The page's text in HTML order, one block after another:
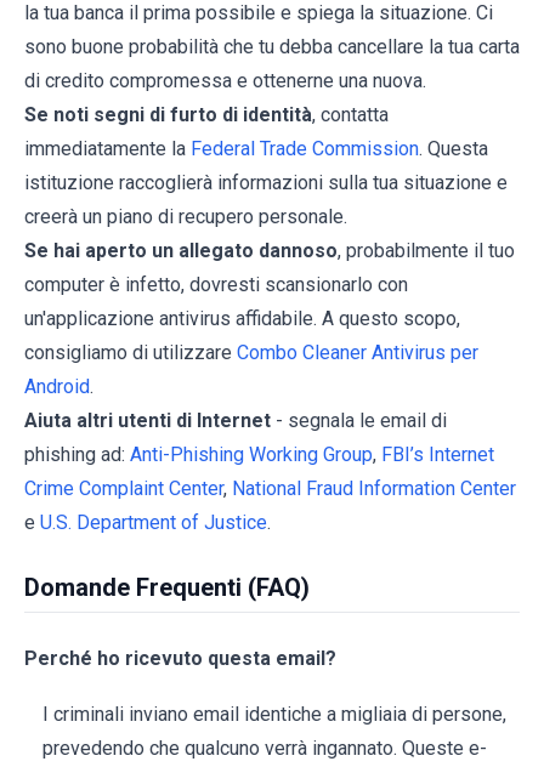
la tua banca il prima possibile e spiega la situazione. Ci
sono buone probabilità che tu debba cancellare la tua carta
di credito compromessa e ottenerne una nuova.
Se noti segni di furto di identità, contatta
immediatamente la Federal Trade Commission. Questa
istituzione raccoglierà informazioni sulla tua situazione e
creerà un piano di recupero personale.
Se hai aperto un allegato dannoso, probabilmente il tuo
computer è infetto, dovresti scansionarlo con
un'applicazione antivirus affidabile. A questo scopo,
consigliamo di utilizzare Combo Cleaner Antivirus per
Android.
Aiuta altri utenti di Internet - segnala le email di
phishing ad: Anti-Phishing Working Group, FBI’s Internet
Crime Complaint Center, National Fraud Information Center
e U.S. Department of Justice.
Domande Frequenti (FAQ)
Perché ho ricevuto questa email?
I criminali inviano email identiche a migliaia di persone,
prevedendo che qualcuno verrà ingannato. Queste e-